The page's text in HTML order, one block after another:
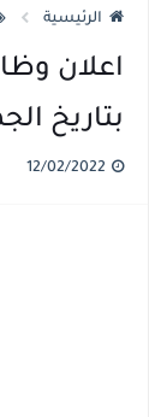
الرئيسية
اعلان
بتاريخ الجمعة